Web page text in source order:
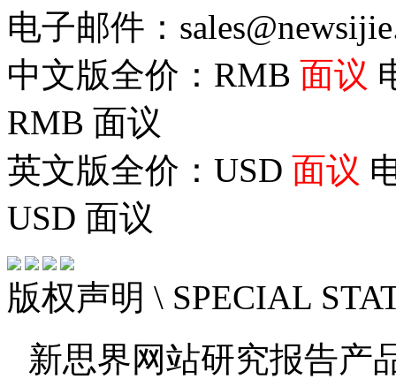
电子邮件：
中文版全价：RMB 面议
RMB 面议
英文版全价：USD 面议
USD 面议
版权声明 \ SPECIAL
新思界网站研究报告产